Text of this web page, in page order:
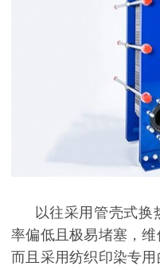
以往采用管壳式换
率偏低且极易堵塞，维
而且采用纺织印染专